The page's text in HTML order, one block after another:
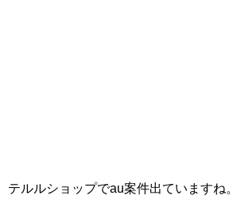
テルルショップでau案件出ていますね。